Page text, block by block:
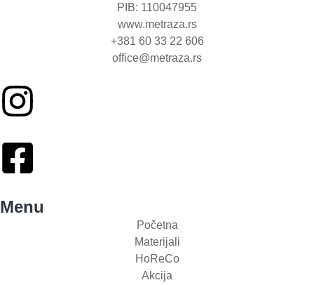
PIB: 110047955
www.metraza.rs
+381 60 33 22 606
office@metraza.rs
Menu
Početna
Materijali
HoReCo
Akcija